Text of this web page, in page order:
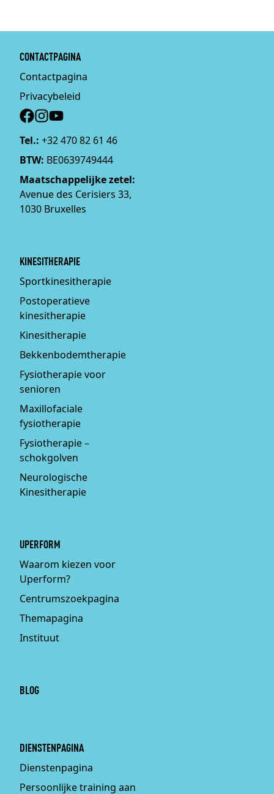
CONTACTPAGINA
Contactpagina
Privacybeleid
Social
Tel.: +32 470 82 61 46
BTW: BE0639749444
Maatschappelijke zetel:
Avenue des Cerisiers 33,
1030 Bruxelles
KINESITHERAPIE
Sportkinesitherapie
Postoperatieve
kinesitherapie
Kinesitherapie
Bekkenbodemtherapie
Fysiotherapie voor
senioren
Maxillofaciale
fysiotherapie
Fysiotherapie –
schokgolven
Neurologische
Kinesitherapie
UPERFORM
Waarom kiezen voor
Uperform?
Centrumszoekpagina
Themapagina
Instituut
BLOG
DIENSTENPAGINA
Dienstenpagina
Persoonlijke training aan